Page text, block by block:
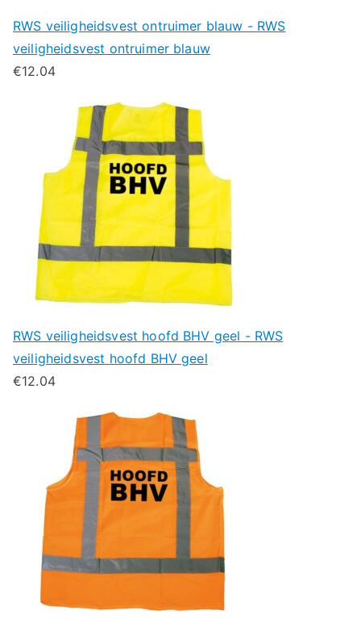
RWS veiligheidsvest ontruimer blauw - RWS
veiligheidsvest ontruimer blauw
€12.04
RWS veiligheidsvest hoofd BHV geel - RWS
veiligheidsvest hoofd BHV geel
€12.04